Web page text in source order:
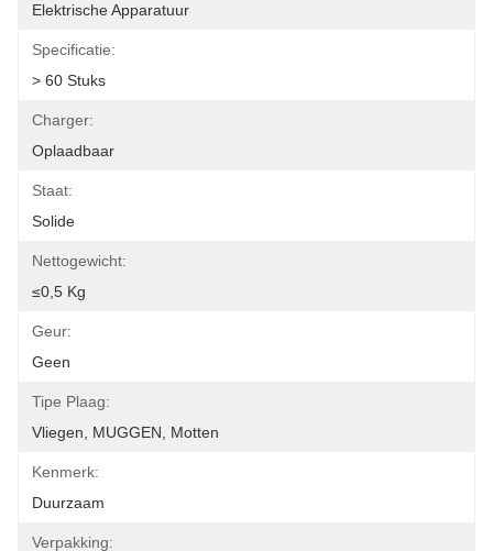
Elektrische Apparatuur
Specificatie:
> 60 Stuks
Charger:
Oplaadbaar
Staat:
Solide
Nettogewicht:
≤0,5 Kg
Geur:
Geen
Tipe Plaag:
Vliegen, MUGGEN, Motten
Kenmerk:
Duurzaam
Verpakking: